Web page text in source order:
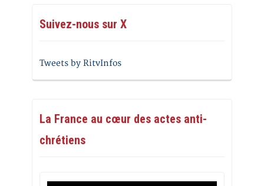
Suivez-nous sur X
Tweets by RitvInfos
La France au cœur des actes anti-
chrétiens